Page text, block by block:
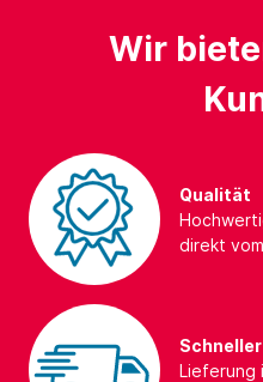
Wir
Qualität
direkt
Lieferung